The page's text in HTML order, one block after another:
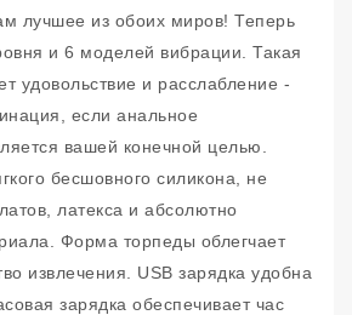
лучшее из обоих миров! Теперь
и 6 моделей вибрации. Такая
удовольствие и расслабление -
если анальное
вашей конечной целью.
бесшовного силикона, не
латекса и абсолютно
Форма торпеды облегчает
извлечения. USB зарядка удобна
зарядка обеспечивает час